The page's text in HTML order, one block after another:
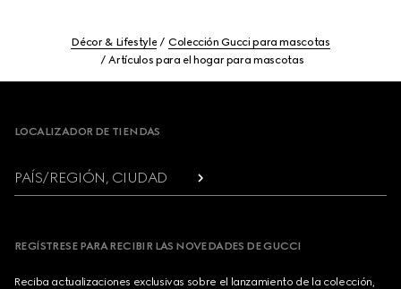
Décor & Lifestyle
Colección Gucci para mascotas
Artículos para el hogar para mascotas
LOCALIZADOR DE TIENDAS
PAÍS/REGIÓN, CIUDAD
REGÍSTRESE PARA RECIBIR LAS NOVEDADES DE GUCCI
Reciba actualizaciones exclusivas sobre el lanzamiento de la colección,